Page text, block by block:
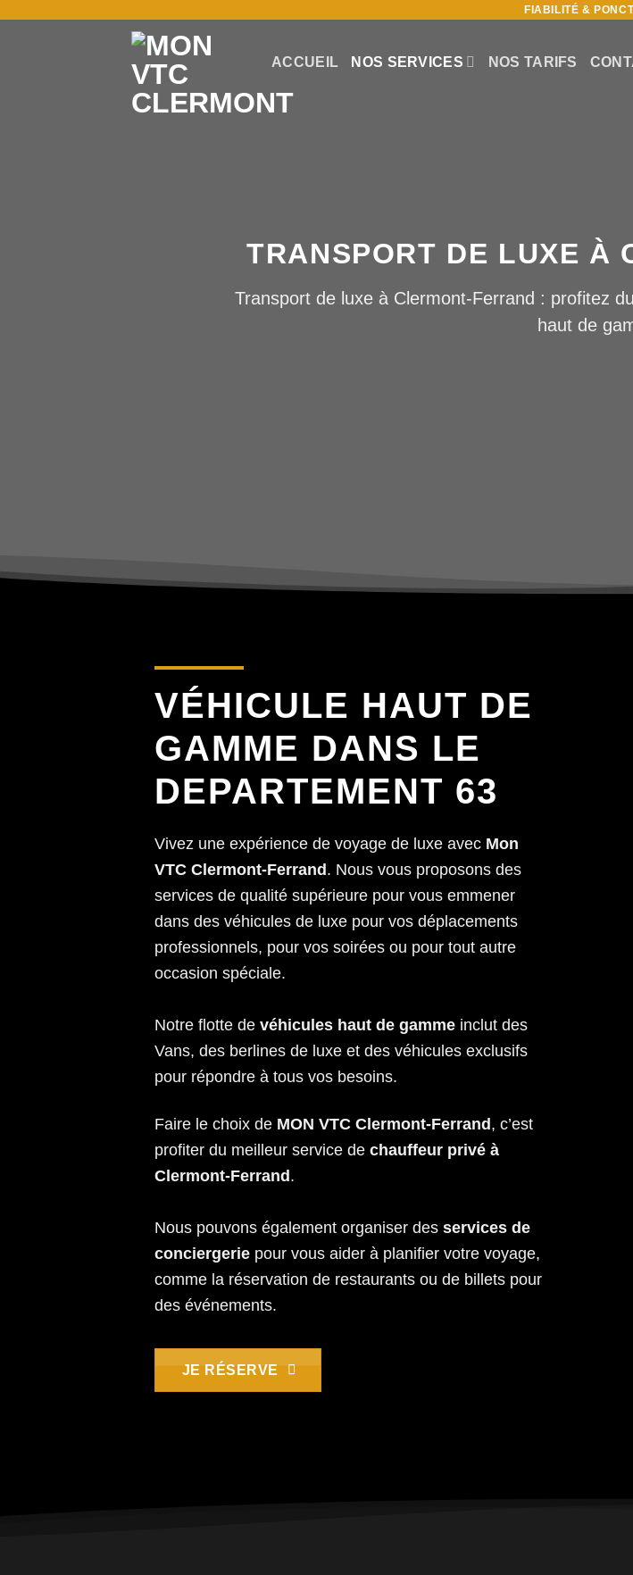
FIABILITÉ &
ACCUEIL NOS SERVICES NOS TARIFS
TRANSPORT DE LUXE À
Transport de luxe à Clermont-Ferrand : profitez
haut de
VÉHICULE HAUT DE
GAMME DANS LE
DEPARTEMENT 63
Vivez une expérience de voyage de luxe avec Mon
VTC Clermont-Ferrand. Nous vous proposons des
services de qualité supérieure pour vous emmener
dans des véhicules de luxe pour vos déplacements
professionnels, pour vos soirées ou pour tout autre
occasion spéciale.
Notre flotte de véhicules haut de gamme inclut des
Vans, des berlines de luxe et des véhicules exclusifs
pour répondre à tous vos besoins.
Faire le choix de MON VTC Clermont-Ferrand, c’est
profiter du meilleur service de chauffeur privé à
Clermont-Ferrand.
Nous pouvons également organiser des services de
conciergerie pour vous aider à planifier votre voyage,
comme la réservation de restaurants ou de billets pour
des événements.
JE RÉSERVE